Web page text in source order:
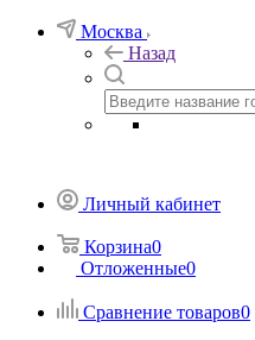
Москва
Назад
Личный кабинет
Корзина0
Отложенные0
Сравнение товаров0